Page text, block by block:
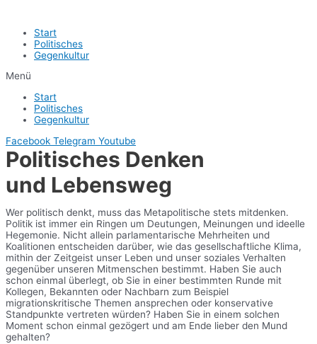
Start
Politisches
Gegenkultur
Menü
Start
Politisches
Gegenkultur
Facebook Telegram Youtube
Politisches Denken
und Lebensweg
Wer politisch denkt, muss das Metapolitische stets mitdenken.
Politik ist immer ein Ringen um Deutungen, Meinungen und ideelle
Hegemonie. Nicht allein parlamentarische Mehrheiten und
Koalitionen entscheiden darüber, wie das gesellschaftliche Klima,
mithin der Zeitgeist unser Leben und unser soziales Verhalten
gegenüber unseren Mitmenschen bestimmt. Haben Sie auch
schon einmal überlegt, ob Sie in einer bestimmten Runde mit
Kollegen, Bekannten oder Nachbarn zum Beispiel
migrationskritische Themen ansprechen oder konservative
Standpunkte vertreten würden? Haben Sie in einem solchen
Moment schon einmal gezögert und am Ende lieber den Mund
gehalten?